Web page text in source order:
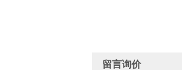
留言询价